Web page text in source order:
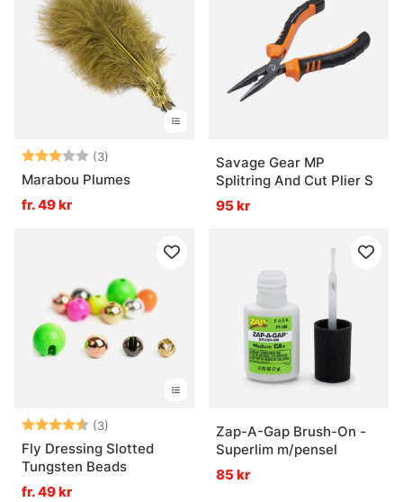
Betyg: (3)
3.0 utav 5 stjärnor
Marabou Plumes
fr. 49 kr
Savage Gear MP
Splitring And Cut Plier S
95 kr
Betyg: (3)
4.3 utav 5 stjärnor
Fly Dressing Slotted
Tungsten Beads
fr. 49 kr
Zap-A-Gap Brush-On -
Superlim m/pensel
85 kr